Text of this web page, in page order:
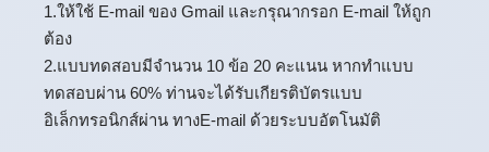
1.ให้ใช้ E-mail ของ Gmail และกรุณากรอก E-mail ให้ถูก
ต้อง
2.แบบทดสอบมีจำนวน 10 ข้อ 20 คะแนน หากทำแบบ
ทดสอบผ่าน 60% ท่านจะได้รับเกียรติบัตรแบบ
อิเล็กทรอนิกส์ผ่าน ทางE-mail ด้วยระบบอัตโนมัติ